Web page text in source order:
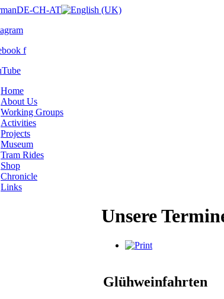
Home
About Us
Working Groups
Activities
Projects
Museum
Tram Rides
Shop
Chronicle
Links
Unsere
Glühweinfahrten